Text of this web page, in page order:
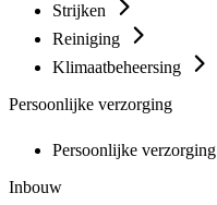
Strijken
Reiniging
Klimaatbeheersing
Persoonlijke verzorging
Persoonlijke verzorging
Inbouw